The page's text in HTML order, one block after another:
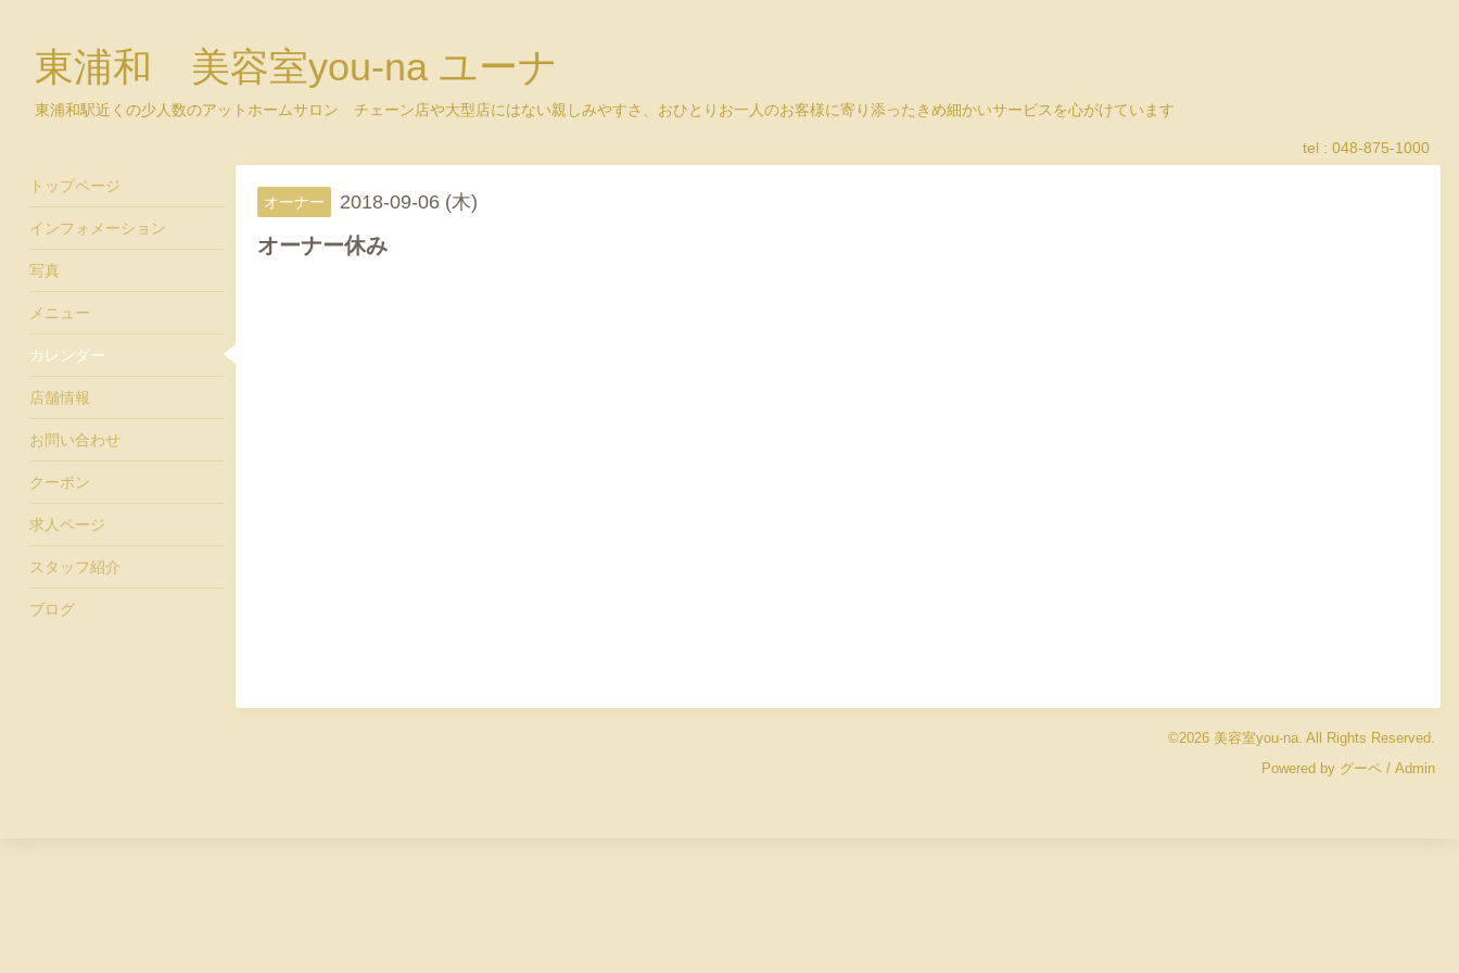
東浦和 美容室you-na ユーナ
東浦和駅近くの少人数のアットホームサロン チェーン店や大型店にはない親しみやすさ、おひとりお一人のお客様に寄り添ったきめ細かいサービスを心がけています
tel : 048-875-1000
オーナー 2018-09-06 (木)
オーナー休み
©2026 美容室you-na. All Rights Reserved.
Powered by グーペ / Admin
トップページ
インフォメーション
写真
メニュー
カレンダー
店舗情報
お問い合わせ
クーポン
求人ページ
スタッフ紹介
ブログ